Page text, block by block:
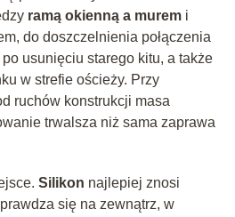
ramą okienną a muremi
do doszczelnienia połączenia
usunięciu starego kitu, a także
w strefie ościeży. Przy
ruchów konstrukcji masa
trwalsza niż sama zaprawa
Silikon najlepiej znosi
się na zewnątrz, w